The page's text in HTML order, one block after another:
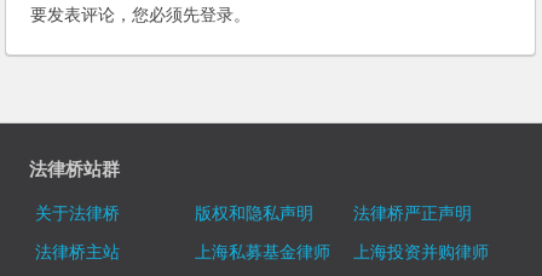
要发表评论，您必须先登录。
法律桥站群
关于法律桥 版权和隐私声明
法律桥严正声明
法律桥主站
上海私募基金律师
上海投资并购律师